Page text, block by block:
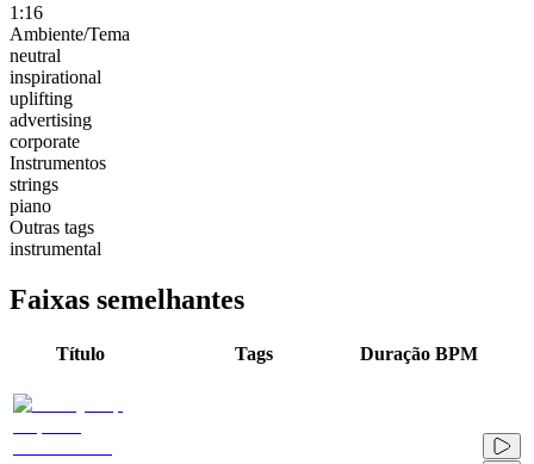
1:16
Ambiente/Tema
neutral
inspirational
uplifting
advertising
corporate
Instrumentos
strings
piano
Outras tags
instrumental
Faixas semelhantes
Título Tags Duração BPM